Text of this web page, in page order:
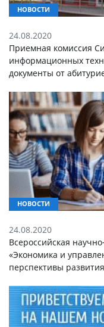
НОВОСТИ
24.08.2020
Приемная комиссия
информационных
документы от
НОВОСТИ
24.08.2020
Всероссийская
«Экономика и
перспективы